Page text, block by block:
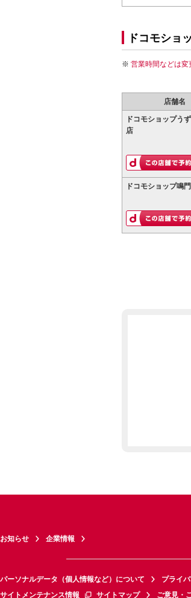
ドコモショ
営業時間などは変
店舗名
ドコモショップう
店
ドコモショップ鳴
お知らせ 企業情報
パーソナルデータ（個人情報など）について プライ
サイトメンテナンス情報
サイトマップ ご意見・